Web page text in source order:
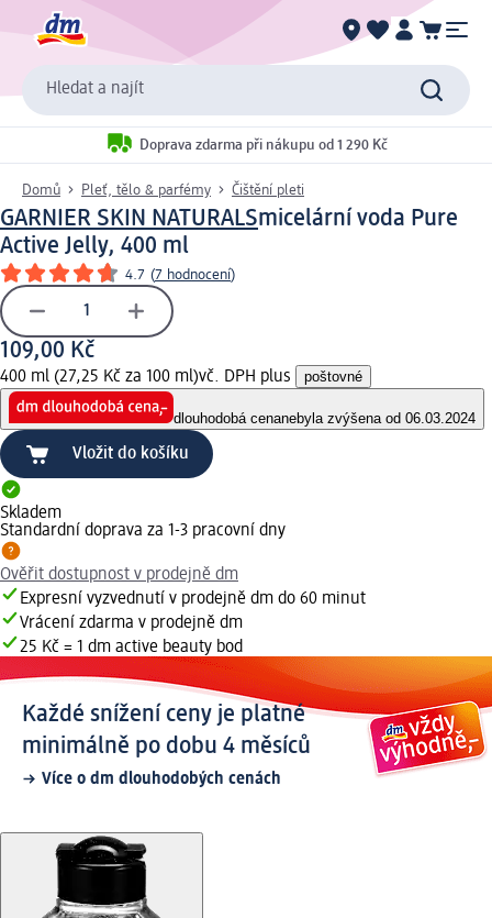
Hledat a najít
Doprava zdarma při nákupu od 1 290 Kč
Domů Pleť, tělo & parfémy Čištění pleti
GARNIER SKIN NATURALSmicelární voda Pure
Active Jelly, 400 ml
4.7 (7 hodnocení)
109,00 Kč
400 ml (27,25 Kč za 100 ml)vč. DPH plus poštovné
dlouhodobá cenanebyla zvýšena od 06.03.2024
Vložit do košíku
Skladem
Standardní doprava za 1-3 pracovní dny
Ověřit dostupnost v prodejně dm
Expresní vyzvednutí v prodejně dm do 60 minut
Vrácení zdarma v prodejně dm
25 Kč = 1 dm active beauty bod
Každé snížení ceny je platné
minimálně po dobu 4 měsíců
Více o dm dlouhodobých cenách